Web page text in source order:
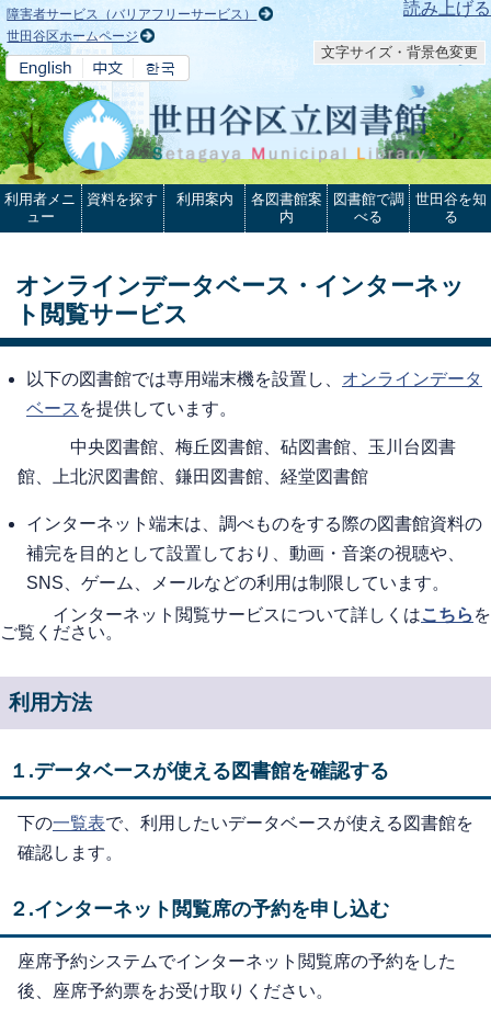
本文へ 読み上げる
障害者サービス（バリアフリーサービス）
世田谷区ホームページ
文字サイズ・背景色変更
利用者メニ
ュー
資料を探す 利用案内
各図書館案
内
図書館で調
べる
世田谷を知
る
オンラインデータベース・インターネッ
ト閲覧サービス
以下の図書館では専用端末機を設置し、 オンラインデータ
ベース を提供しています。
中央図書館、梅丘図書館、砧図書館、玉川台図書
館、上北沢図書館、鎌田図書館、経堂図書館
インターネット端末は、調べものをする際の図書館資料の
補完を目的として設置しており、動画・音楽の視聴や、
SNS、ゲーム、メールなどの利用は制限しています。
インターネット閲覧サービスについて詳しくはこちら を
ご覧ください。
利用方法
１.データベースが使える図書館を確認する
下の一覧表で、利用したいデータベースが使える図書館を
確認します。
２.インターネット閲覧席の予約を申し込む
座席予約システムでインターネット閲覧席の予約をした
後、座席予約票をお受け取りください。